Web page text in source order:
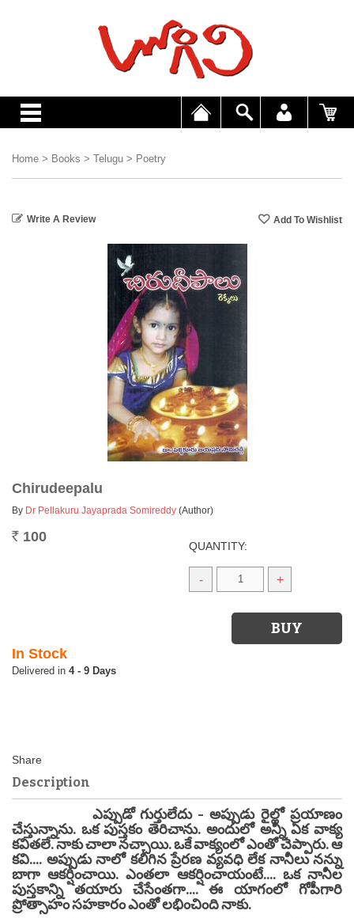
Home > Books > Telugu > Poetry
Write A Review
Chirudeepalu
By Dr Pellakuru Jayaprada Somireddy (Author)
Rs. 100
QUANTITY:
- +
In Stock
4 - 9 Days
Description
ఎప్పుడో గుర్తులేదు - అప్పుడు రైల్లో ప్రయాణం
చేస్తున్నాను. ఒక పుస్తకం తెరిచాను. అందులో అన్నీ ఏక వాక్య
కవితలే. నాకు చాలా నచ్చాయి. ఒకే వాక్యంలో ఎంతో చెప్పారు. ఆ
కవి.... అప్పుడు నాలో కలిగిన ప్రేరణ వ్యవధి లేక నానీలు నన్ను
బాగా ఆకర్షించాయి. ఎంతలా ఆకర్షించాయంటే.... ఒక నానీల
పుస్తకాన్ని తయారు చేసేంతగా.... ఈ యాగంలో గోపీగారి
ప్రోత్సాహం సహకారం ఎంతో లభించింది నాకు.